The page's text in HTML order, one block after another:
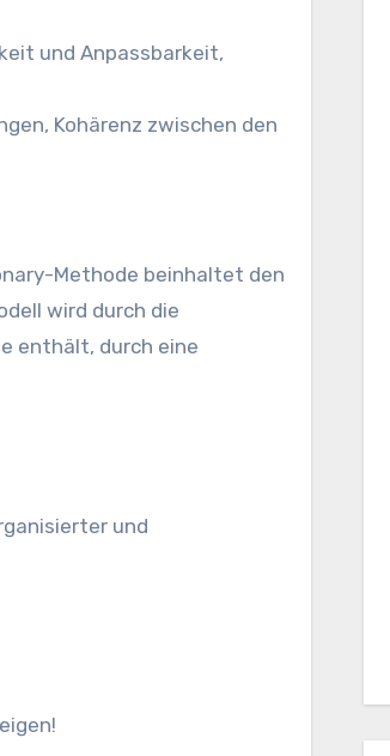
und Anpassbarkeit,
Kohärenz zwischen den
Methode beinhaltet den
wird durch die
enthält, durch eine
und